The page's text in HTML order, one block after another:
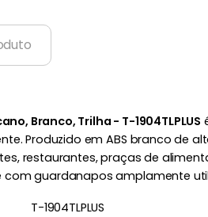
Branco, Trilha - T-1904TLPLUS
Produzido em ABS branco de
restaurantes, praças de
guardanapos amplamente
T-1904TLPLUS